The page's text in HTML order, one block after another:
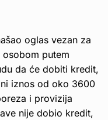
oglas vezan za
putem
da će dobiti kredit,
iznos od oko 3600
i provizija
nije dobio kredit,